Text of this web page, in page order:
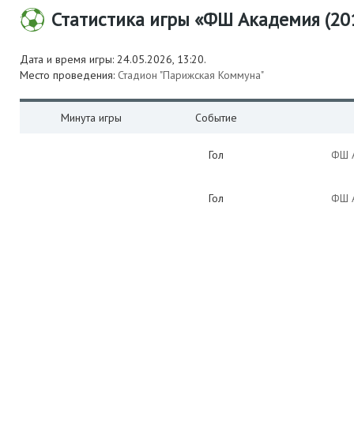
Статистика игры «ФШ Академия
Дата и время игры: 24.05.2026, 13:20.
Место проведения: Стадион "Парижская Коммуна"
Минута игры Событие
Гол ФШ
Гол ФШ